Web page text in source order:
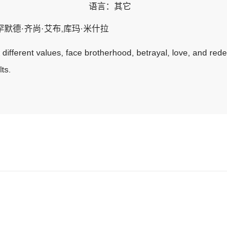
语言： 其它
德·齐尚·艾布,库玛·米什拉
values, face brotherhood, betrayal, love, and